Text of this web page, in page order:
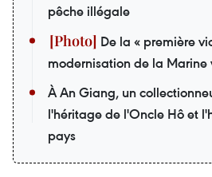
pêche illégale
De la « première
modernisation de la
À An Giang, un
l'héritage de l'Oncle Hô et
pays